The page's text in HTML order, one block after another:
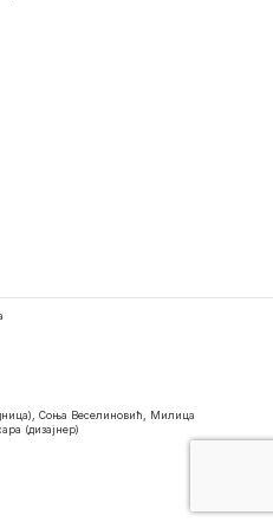
Соња Веселиновић, Милица
(дизајнер)